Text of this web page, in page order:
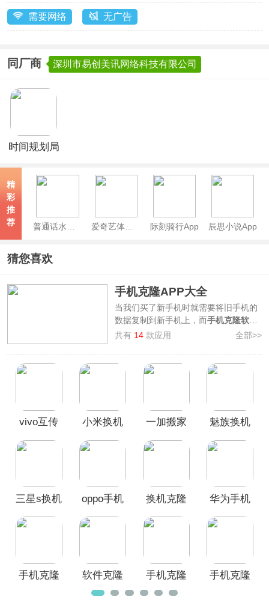
需要网络 无广告
同厂商 深圳市易创美讯网络科技有限公司
时间规划局
精
彩
推
荐
普通话水平测试app 爱奇艺体育App 际刻骑行App 辰思小说App
猜您喜欢
手机克隆APP大全
当我们买了新手机时就需要将旧手机的
数据复制到新手机上，而手机克隆软件
就能帮助我们轻松将旧手机的数据、应
了华为
手机克隆、手机克隆专家、手机
大家顺利转移重要数据，可以前来3322
软件站按需下载哦！
共有 14 款应用 全部>>
vivo互传
小米换机
一加搬家
魅族换机
三星s换机
oppo手机
换机克隆
华为手机
手机克隆
软件克隆
app
手机克隆
大师最新
手机克隆